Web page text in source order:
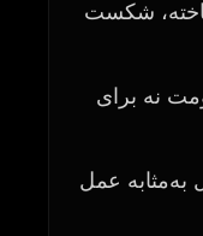
شکست
نه برای
به‌مثابه عمل